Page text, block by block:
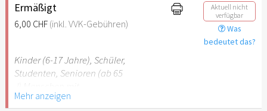
Ermäßigt
6,00 CHF (inkl. VVK-Gebühren)
Aktuell nicht
verfügbar
Was
bedeutet das?
Kinder (6-17 Jahre), Schüler,
Studenten, Senioren (ab 65
Behinderung (ab 50%),
Mehr anzeigen